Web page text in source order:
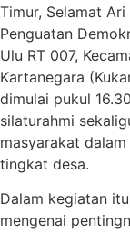
Timur, Selamat
Penguatan
Ulu RT 007,
Kartanegara
dimulai pukul
silaturahmi
masyarakat
tingkat desa.
Dalam kegiatan
mengenai